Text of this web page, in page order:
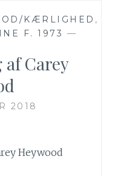
KÆRLIGHED ,
F. 1973 —
af Carey
2018